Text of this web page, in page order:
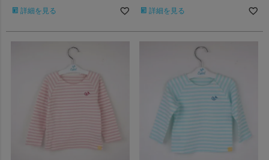
詳細を見る 詳細を見る